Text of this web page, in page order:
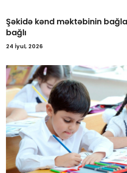
Şəkidə kənd məktəbinin
bağlı
24 İyul, 2026